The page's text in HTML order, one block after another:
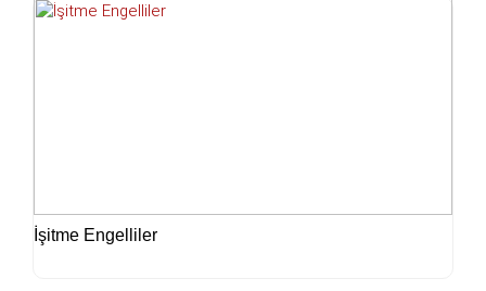
İşitme Engelliler